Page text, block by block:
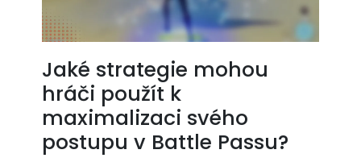
Jaké strategie mohou
hráči použít k
maximalizaci svého
postupu v Battle Passu?